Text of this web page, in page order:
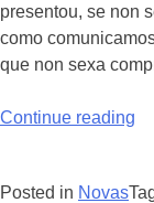
presentou, se non
como
que non sexa
Continue reading
Posted in Novas